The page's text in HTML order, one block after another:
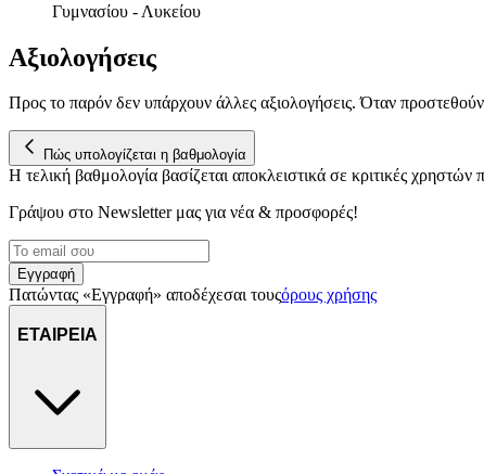
Γυμνασίου - Λυκείου
Αξιολογήσεις
Προς το παρόν δεν υπάρχουν άλλες αξιολογήσεις. Όταν
Πώς υπολογίζεται η βαθμολογία
Η τελική βαθμολογία βασίζεται αποκλειστικά σε κριτικές
Γράψου στο Νewsletter μας για νέα & προσφορές!
Εγγραφή
Πατώντας «Εγγραφή» αποδέχεσαι τουςόρους χρήσης
ΕΤΑΙΡΕΙΑ